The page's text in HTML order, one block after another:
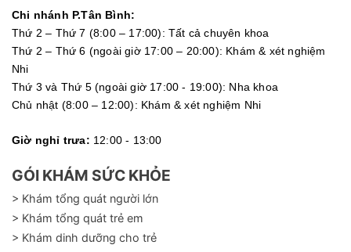
Chi nhánh P.Tân Bình:
Thứ 2 – Thứ 7 (8:00 – 17:00): Tất cả chuyên khoa
Thứ 2 – Thứ 6 (ngoài giờ 17:00 – 20:00): Khám & xét nghiệm
Nhi
Thứ 3 và Thứ 5 (ngoài giờ 17:00 - 19:00): Nha khoa
Chủ nhật (8:00 – 12:00): Khám & xét nghiệm Nhi
Giờ nghỉ trưa: 12:00 - 13:00
GÓI KHÁM SỨC KHỎE
> Khám tổng quát người lớn
> Khám tổng quát trẻ em
> Khám dinh dưỡng cho trẻ